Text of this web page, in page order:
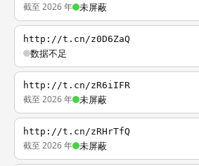
截至 2026 年 未屏蔽
http://t.cn/z0D6ZaQ
数据不足
http://t.cn/zR6iIFR
截至 2026 年 未屏蔽
http://t.cn/zRHrTfQ
截至 2026 年 未屏蔽